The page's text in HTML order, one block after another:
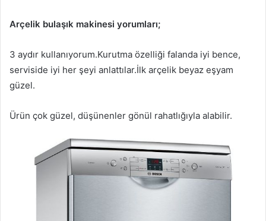
Arçelik bulaşık makinesi yorumları;
3 aydır kullanıyorum.Kurutma özelliği falanda iyi bence,
serviside iyi her şeyi anlattılar.İlk arçelik beyaz eşyam
güzel.
Ürün çok güzel, düşünenler gönül rahatlığıyla alabilir.